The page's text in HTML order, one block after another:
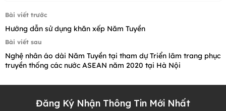
Áo Dài Năm Tuyền BST “Trở Về Cố Đô”
18/06/2025
Bài viết trước
Hướng dẫn sử dụng khăn xếp Năm Tuyền
Bài viết sau
Nghệ nhân áo dài Năm Tuyền tại tham dự Triển lãm trang phục
truyền thống các nước ASEAN năm 2020 tại Hà Nội
Đăng Ký Nhận Thông Tin Mới Nhất